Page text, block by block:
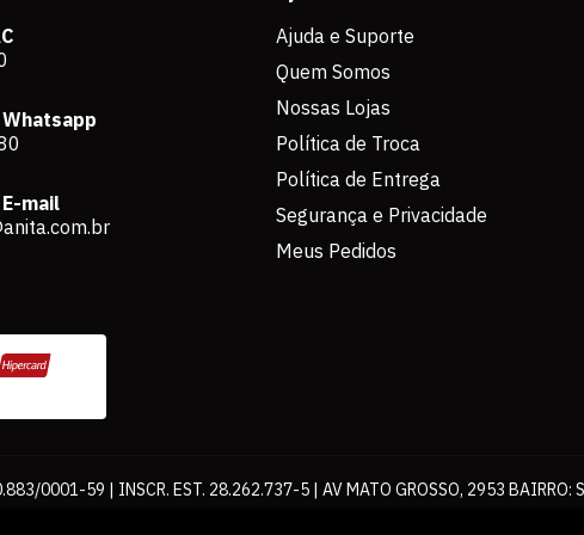
mail
Ajuda e Suporte
Quem Somos
Nossas Lojas
Política de Troca
Política de Entrega
Segurança e Privacidade
Meus Pedidos
0001-59 | INSCR. EST. 28.262.737-5 | AV MATO GROSSO, 2953 BAIRRO: